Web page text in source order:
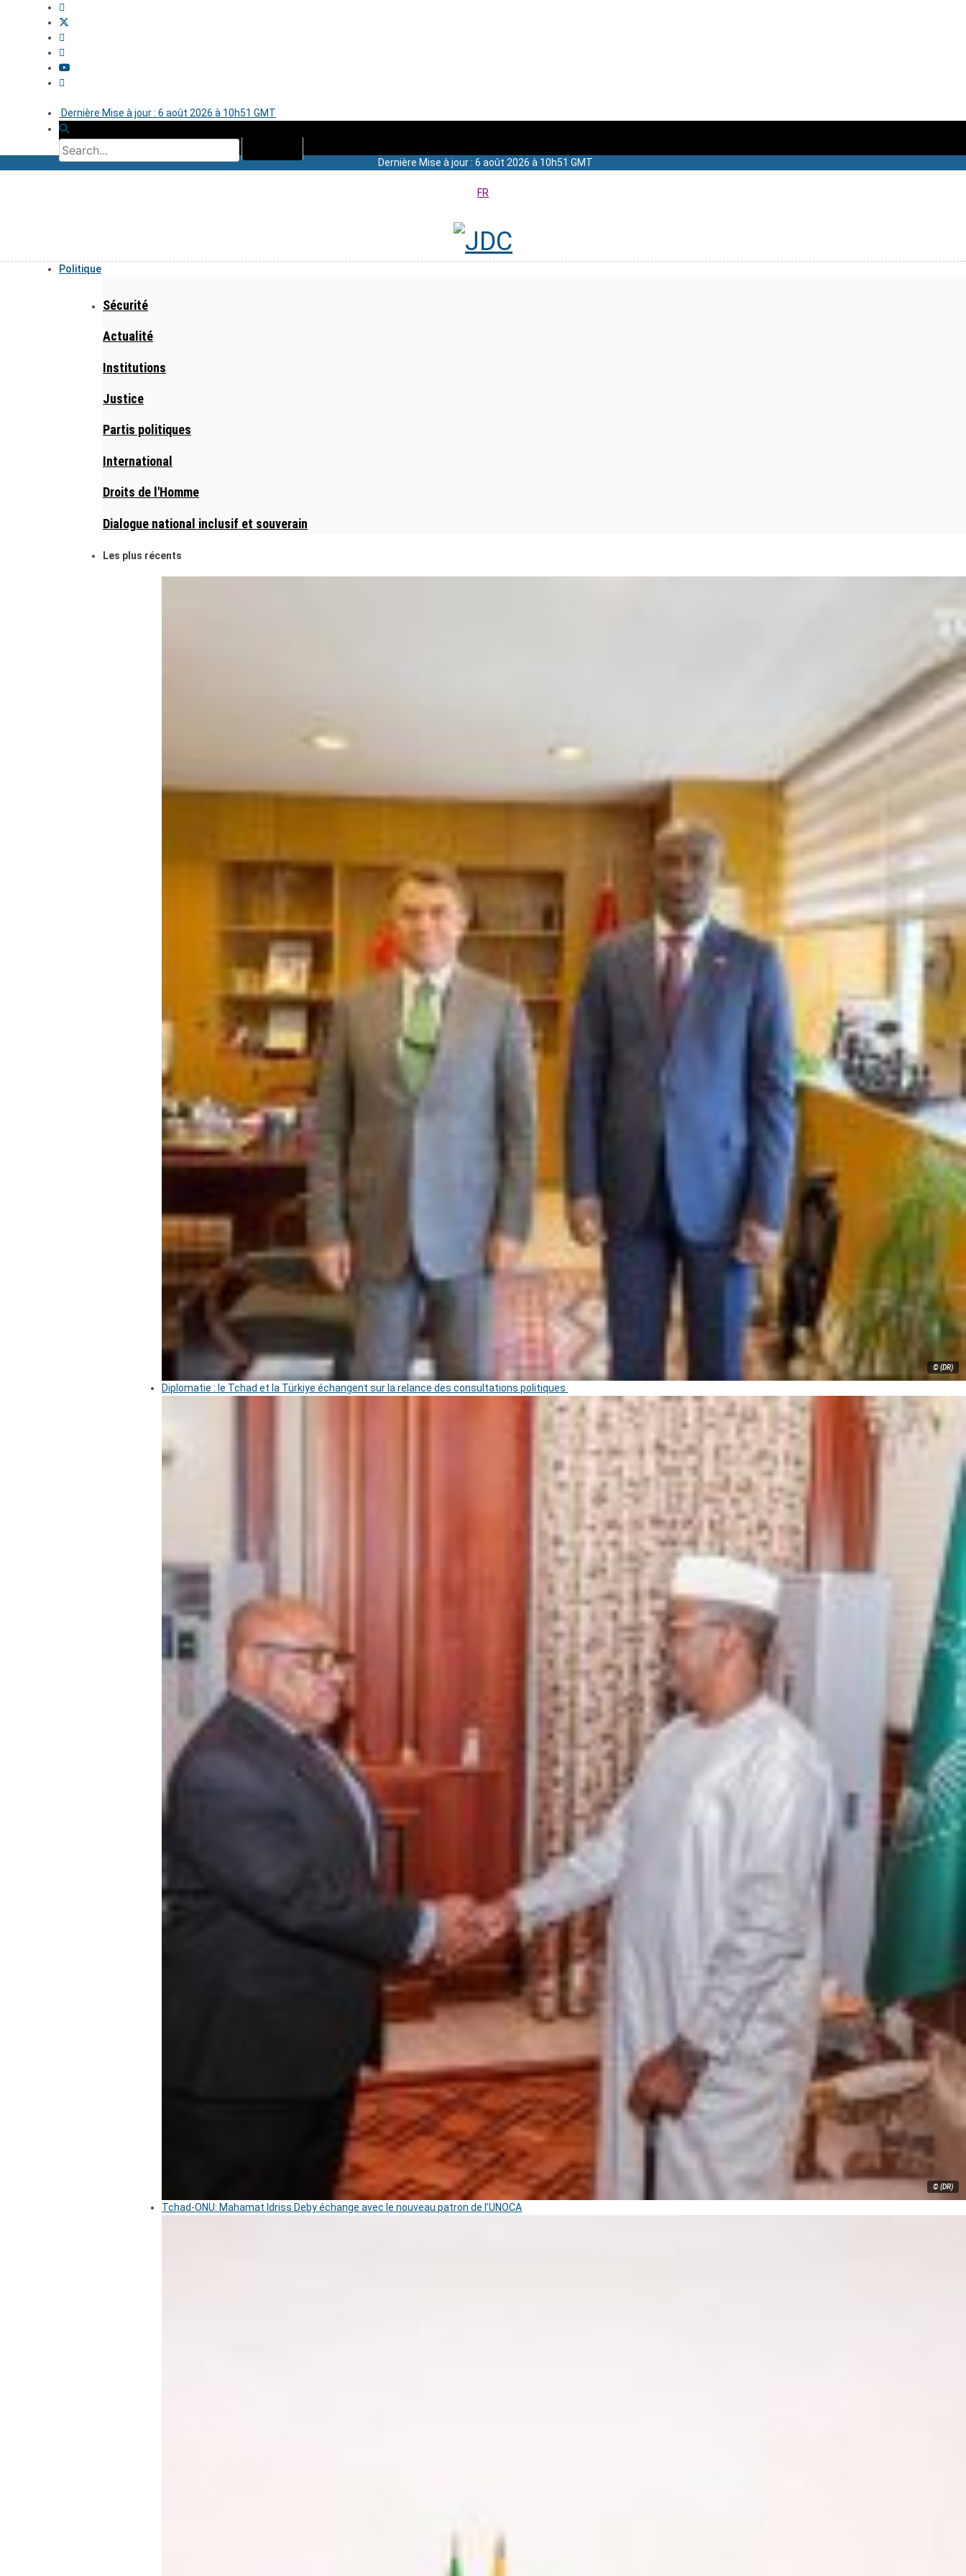
Dernière Mise à jour : 6 août 2026 à 10h51 GMT
Dernière Mise à jour : 6 août 2026 à 10h51 GMT
FR
Politique
Sécurité
Actualité
Institutions
Justice
Partis politiques
International
Droits de l'Homme
Dialogue national inclusif et souverain
Les plus récents
© (DR)
Diplomatie : le Tchad et la Türkiye échangent sur la relance des consultations politiques
© (DR)
Tchad-ONU: Mahamat Idriss Deby échange avec le nouveau patron de l’UNOCA